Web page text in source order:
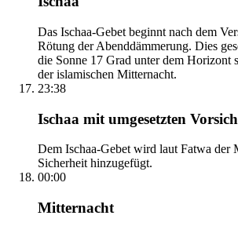
Das Ischaa-Gebet beginnt nach dem
Rötung der Abenddämmerung. Dies
die Sonne 17 Grad unter dem Horizont
der islamischen Mitternacht.
23:38
Ischaa mit umgesetzten
Dem Ischaa-Gebet wird laut Fatwa der
Sicherheit hinzugefügt.
00:00
Mitternacht